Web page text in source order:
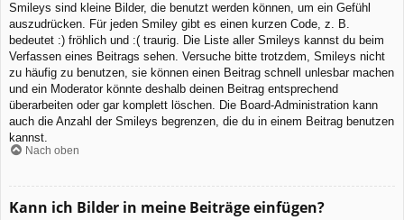
Smileys sind kleine Bilder, die benutzt werden können, um ein Gefühl
auszudrücken. Für jeden Smiley gibt es einen kurzen Code, z. B.
bedeutet :) fröhlich und :( traurig. Die Liste aller Smileys kannst du beim
Verfassen eines Beitrags sehen. Versuche bitte trotzdem, Smileys nicht
zu häufig zu benutzen, sie können einen Beitrag schnell unlesbar machen
und ein Moderator könnte deshalb deinen Beitrag entsprechend
überarbeiten oder gar komplett löschen. Die Board-Administration kann
auch die Anzahl der Smileys begrenzen, die du in einem Beitrag benutzen
kannst.
Nach oben
Kann ich Bilder in meine Beiträge einfügen?